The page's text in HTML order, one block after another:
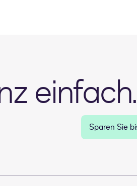
einfach.
Sparen Sie